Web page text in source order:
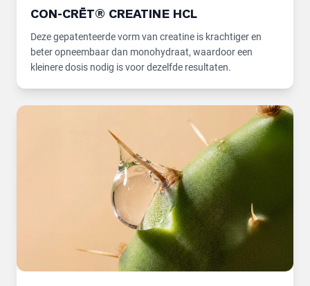
CON-CRĒT® CREATINE HCL
Deze gepatenteerde vorm van creatine is krachtiger en
beter opneembaar dan monohydraat, waardoor een
kleinere dosis nodig is voor dezelfde resultaten.